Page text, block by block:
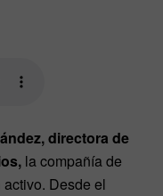
directora de
la compañía de
Desde el